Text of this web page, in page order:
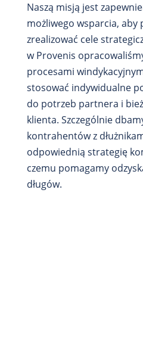
Naszą misją jest
możliwego wsparcia,
zrealizować cele
w Provenis
procesami
stosować indywidualne
do potrzeb partnera i
klienta. Szczególnie
kontrahentów z
odpowiednią strategię
czemu pomagamy
długów.